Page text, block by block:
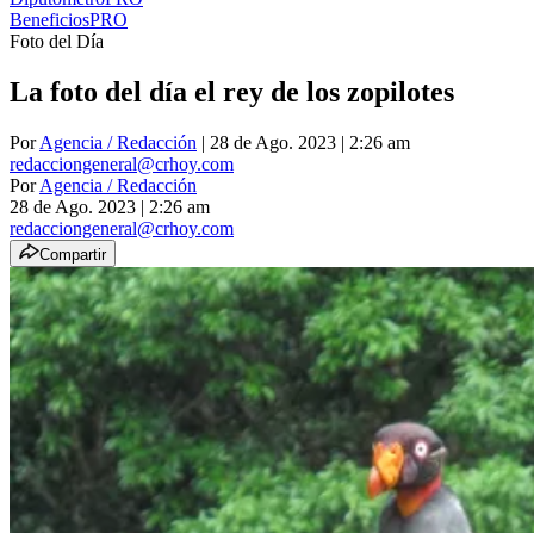
BeneficiosPRO
Foto del Día
La foto del día el rey de los zopilotes
PorAgencia / Redacción | 28 de Ago. 2023 | 2:26 am
redacciongeneral@crhoy.com
PorAgencia / Redacción
28 de Ago. 2023 | 2:26 am
redacciongeneral@crhoy.com
Compartir